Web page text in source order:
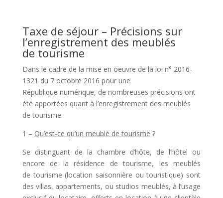
Taxe de séjour – Précisions sur
l’enregistrement des meublés
de tourisme
Dans le cadre de la mise en oeuvre de la loi n° 2016-
1321 du 7 octobre 2016 pour une
République numérique, de nombreuses précisions ont
été apportées quant à l’enregistrement des meublés
de tourisme.
1 – Qu’est-ce qu’un meublé de tourisme ?
Se distinguant de la chambre d’hôte, de l’hôtel ou
encore de la résidence de tourisme, les meublés
de tourisme (location saisonnière ou touristique) sont
des villas, appartements, ou studios meublés, à l’usage